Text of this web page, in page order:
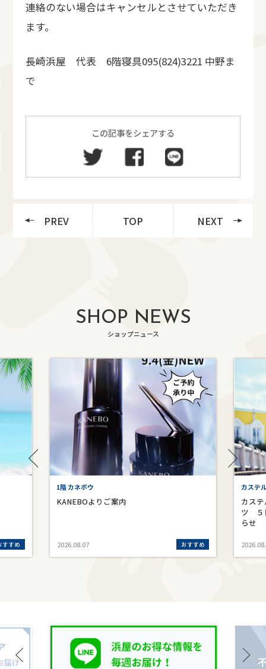
連絡のない場合はキャンセルとさせていただき
ます。
長崎浜屋 代表 6階寝具095(824)3221 中野ま
で
この記事をシェアする
PREV TOP NEXT
SHOP NEWS
ショップニュース
すすめ
1階 カネボウ
KANEBOよりご案内
2026.08.07 おすすめ
カステ
カス
ツ ５
らせ